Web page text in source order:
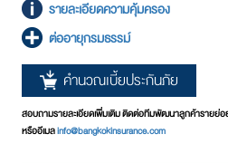
ประกันภัยรถยนต์ประเภทนี้จะรับผิดชอบค
กรณีเท่านั้น ไม่ว่าจะเป็นความเสียหายต่อ
ทรัพย์สิน
ประกันภัยรถยนต์ประเภท 4
ประกันภัยรถยนต์ประเภทนี้จะรับผิดชอบต่
? ชื่อเสียงของบริษัท
? การให้บริการของพนั
? ความสะดวกในการเ
? เครือข่ายของอู่ที่จัดไว้
? อื่นๆ
ซึ่งโดยส่วนใหญ่แล้ว จะหา
คนรู้จัก เพื่อมั่นใจได้ว่าบ
รายละเอียดความคุ้มครอง
ต่ออายุกรมธรรม์
คำนวณเบี้ยประกันภัย
สอบถามรายละเอียดเพิ่มเติม ติดต่อทีมพัฒนาลูกค้ารายย่อ
หรืออีเมลinfo@bangkokinsurance.com